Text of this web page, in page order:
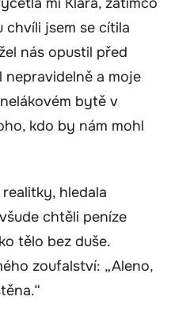
chvíli jsem se cítila
nás opustil před
a moje
bytě v
kdo by nám mohl
hledala
chtěli peníze
tělo bez duše.
zoufalství: „Aleno,